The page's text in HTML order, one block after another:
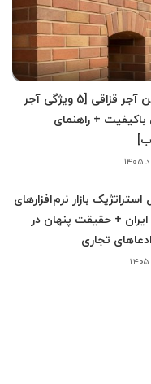
بهترین آجر قزاقی [5 ویژگی آجر
باکیفیت + راهنمای
استراتژیک بازار نرم‌افزارهای
CRM ایران + حقیقت پنهان در
تجاری